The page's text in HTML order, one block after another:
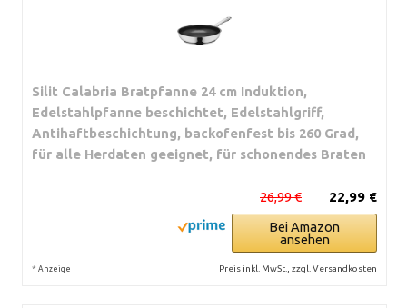
Silit Calabria Bratpfanne 24 cm Induktion,
Edelstahlpfanne beschichtet, Edelstahlgriff,
Antihaftbeschichtung, backofenfest bis 260 Grad,
für alle Herdaten geeignet, für schonendes Braten
22,99 €
26,99 €
Bei Amazon
ansehen
* Anzeige Preis inkl. MwSt., zzgl. Versandkosten